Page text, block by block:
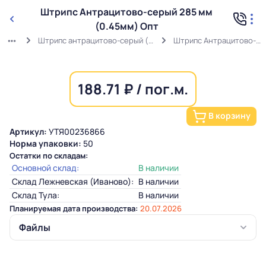
Штрипс Антрацитово-серый 285 мм
(0.45мм) Опт
Штрипс антрацитово-серый (0,45мм) RAL 7016 в защитной пленке Штрипс Антрацитово-серый 285 мм (0.45мм) Опт
188.71 ₽ / пог.м.
В корзину
Артикул: УТЯ00236866
Норма упаковки: 50
Остатки по складам:
Основной склад:
В наличии
Склад Лежневская (Иваново): В наличии
Склад Тула:
В наличии
Планируемая дата производства: 20.07.2026
Файлы